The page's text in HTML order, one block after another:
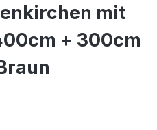
mit
+ 300cm